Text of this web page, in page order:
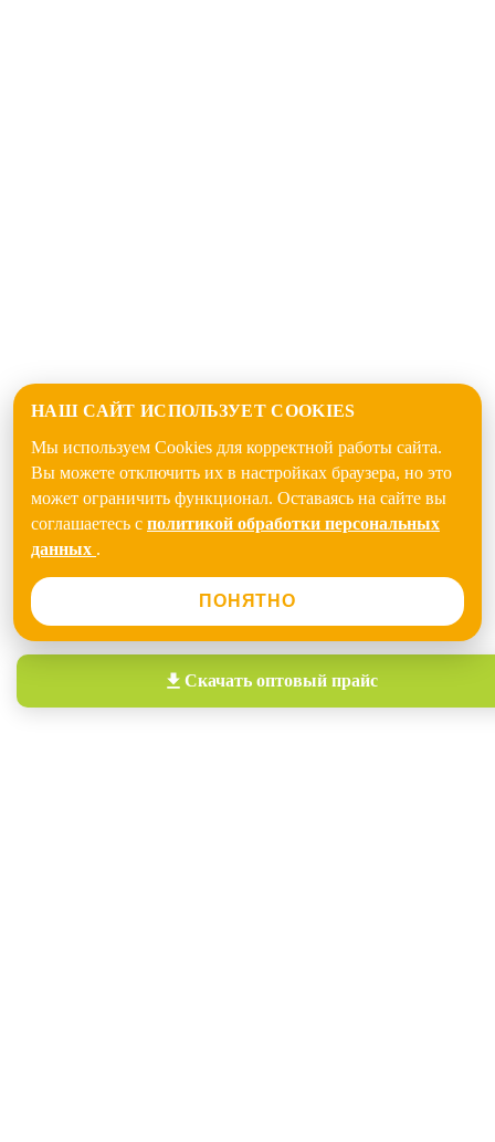
НАШ САЙТ ИСПОЛЬЗУЕТ COOKIES
Мы используем Cookies для корректной работы сайта.
Вы можете отключить их в настройках браузера, но это
может ограничить функционал. Оставаясь на сайте вы
соглашаетесь с политикой обработки персональных
данных .
ПОНЯТНО
Скачать оптовый прайс